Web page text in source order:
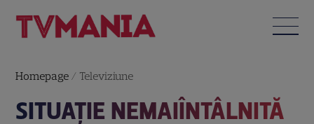
Homepage / Televiziune
SITUAȚIE NEMAIÎNTÂLNITĂ